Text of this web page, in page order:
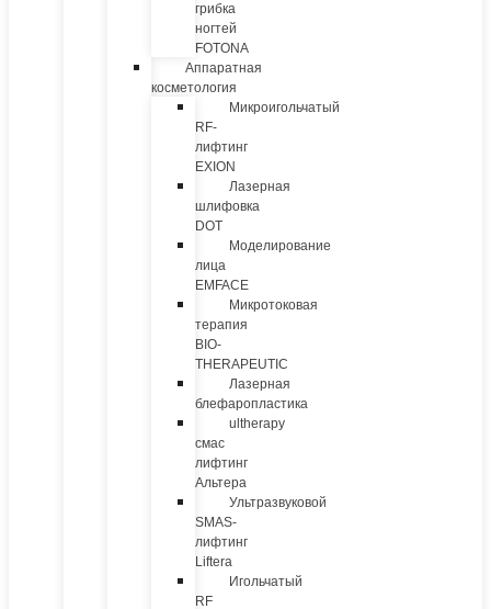
грибка
ногтей
FOTONA
Аппаратная
косметология
Микроигольчатый
RF-
лифтинг
EXION
Лазерная
шлифовка
DOT
Моделирование
лица
EMFACE
Микротоковая
терапия
BIO-
THERAPEUTIC
Лазерная
блефаропластика
ultherapy
смас
лифтинг
Альтера
Ультразвуковой
SMAS-
лифтинг
Liftera
Игольчатый
RF